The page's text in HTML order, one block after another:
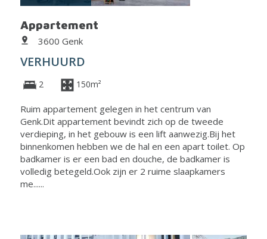
Appartement
3600 Genk
VERHUURD
2 150m²
Ruim appartement gelegen in het centrum van
Genk.Dit appartement bevindt zich op de tweede
verdieping, in het gebouw is een lift aanwezig.Bij het
binnenkomen hebben we de hal en een apart toilet. Op
badkamer is er een bad en douche, de badkamer is
volledig betegeld.Ook zijn er 2 ruime slaapkamers
me......